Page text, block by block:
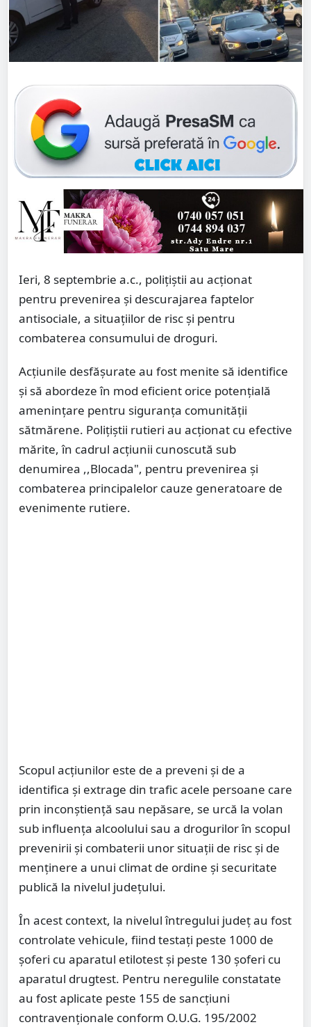
Ieri, 8 septembrie a.c., polițiștii au acționat
pentru prevenirea și descurajarea faptelor
antisociale, a situațiilor de risc și pentru
combaterea consumului de droguri.
Acțiunile desfășurate au fost menite să identifice
și să abordeze în mod eficient orice potențială
amenințare pentru siguranța comunității
sătmărene. Polițiștii rutieri au acționat cu efective
mărite, în cadrul acțiunii cunoscută sub
denumirea ,,Blocada", pentru prevenirea și
combaterea principalelor cauze generatoare de
evenimente rutiere.
Scopul acțiunilor este de a preveni și de a
identifica și extrage din trafic acele persoane care
prin inconștiență sau nepăsare, se urcă la volan
sub influența alcoolului sau a drogurilor în scopul
prevenirii și combaterii unor situații de risc și de
menținere a unui climat de ordine și securitate
publică la nivelul județului.
În acest context, la nivelul întregului județ au fost
controlate vehicule, fiind testați peste 1000 de
șoferi cu aparatul etilotest și peste 130 șoferi cu
aparatul drugtest. Pentru neregulile constatate
au fost aplicate peste 155 de sancțiuni
contravenționale conform O.U.G. 195/2002